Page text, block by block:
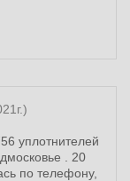
уплотнителей
. 20
по телефону,